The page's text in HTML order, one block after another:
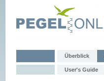
Überblick
User's Guide